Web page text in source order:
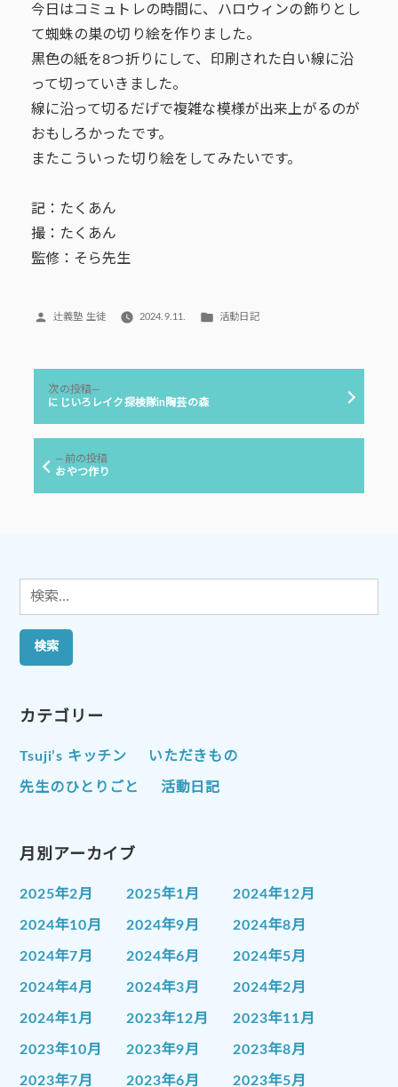
今日はコミュトレの時間に、ハロウィンの飾りとし
て蜘蛛の巣の切り絵を作りました。
黒色の紙を8つ折りにして、印刷された白い線に沿
って切っていきました。
線に沿って切るだげで複雑な模様が出来上がるのが
おもしろかったです。
またこういった切り絵をしてみたいです。
記：たくあん
撮：たくあん
監修：そら先生
投
辻義塾 生徒 2024.9.11.
カ
リ
活動日記
ナ
ー
前の投稿前
の
おやつ作り
次の投稿
の
にじいろレイク探検隊in陶芸の森
検
索:
カテゴリー
Tsuji’s キッチン いただきもの
先生のひとりごと 活動日記
月別アーカイブ
2025年2月 2025年1月 2024年12月
2024年10月 2024年9月 2024年8月
2024年7月 2024年6月 2024年5月
2024年4月 2024年3月 2024年2月
2024年1月 2023年12月 2023年11月
2023年10月 2023年9月 2023年8月
2023年7月 2023年6月 2023年5月